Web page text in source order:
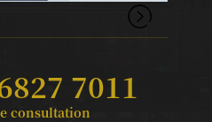
7011
consultation